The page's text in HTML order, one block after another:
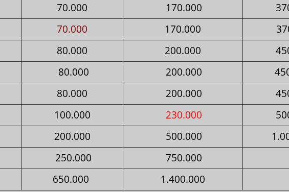
70.000 170.000
70.000 170.000
80.000 200.000
80.000 200.000
80.000 200.000
100.000 230.000
200.000 500.000
250.000
750.000
650.000 1.400.000